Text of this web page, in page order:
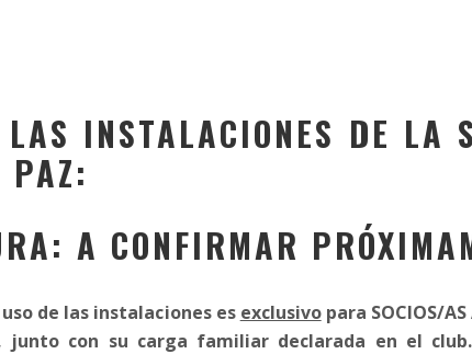
LAS INSTALACIONES DE LA
PAZ:
A CONFIRMAR
de las instalaciones es exclusivopara SOCIOS/AS
junto con su carga familiar declarada en el